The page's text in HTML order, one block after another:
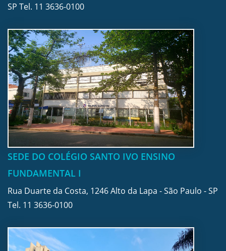
SP Tel. 11 3636-0100
SEDE DO COLÉGIO SANTO IVO ENSINO
FUNDAMENTAL I
Rua Duarte da Costa, 1246 Alto da Lapa - São Paulo - SP
Tel. 11 3636-0100